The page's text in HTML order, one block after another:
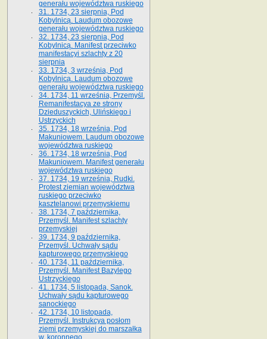
generału województwa ruskiego
31. 1734, 23 sierpnia, Pod
Kobylnicą. Laudum obozowe
generału województwa ruskiego
32. 1734, 23 sierpnia, Pod
Kobylnicą. Manifest przeciwko
manifestacyi szlachty z 20
sierpnia
33. 1734, 3 września, Pod
Kobylnicą. Laudum obozowe
generału województwa ruskiego
34. 1734, 11 września, Przemyśl.
Remanifestacya ze strony
Dzieduszyckich, Ulińskiego i
Ustrzyckich
35. 1734, 18 września, Pod
Makuniowem. Laudum obozowe
województwa ruskiego
36. 1734, 18 września, Pod
Makuniowem. Manifest generału
województwa ruskiego
37. 1734, 19 września, Rudki.
Protest ziemian województwa
ruskiego przeciwko
kasztelanowi przemyskiemu
38. 1734, 7 października,
Przemyśl. Manifest szlachty
przemyskiej
39. 1734, 9 października,
Przemyśl. Uchwały sądu
kapturowego przemyskiego
40. 1734, 11 października,
Przemyśl. Manifest Bazylego
Ustrzyckiego
41. 1734, 5 listopada, Sanok.
Uchwały sądu kapturowego
sanockiego
42. 1734, 10 listopada,
Przemyśl. Instrukcya posłom
ziemi przemyskiej do marszałka
w. koronnego